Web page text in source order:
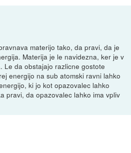
materijo tako, da pravi, da je
Materija je le navidezna, ker je v
Le da obstajajo razlicne gostote
energijo na sub atomski ravni lahko
ki jo kot opazovalec lahko
pravi, da opazovalec lahko ima vpliv